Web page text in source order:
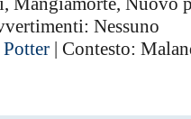
Nessuno
| Contesto: